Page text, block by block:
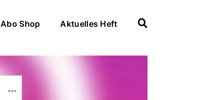
Abo Shop Aktuelles Heft